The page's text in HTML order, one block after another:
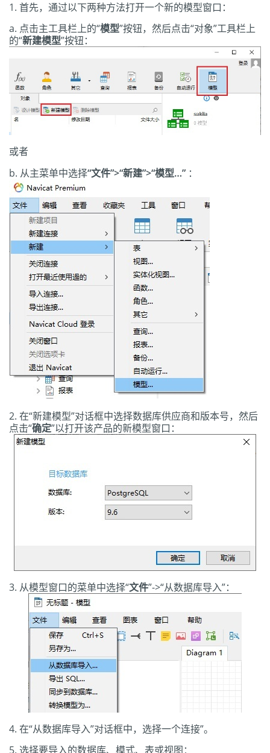
首先，通过以下两种方法打开一个新的模型窗口：
点击主工具栏上的“模型”按钮，然后点击“对象”工具栏上
的“新建模型”按钮：
或者
从主菜单中选择“文件”>“新建”>“模型…” ：
在“新建模型”对话框中选择数据库供应商和版本号，然后
点击“确定”以打开该产品的新模型窗口：
从模型窗口的菜单中选择“文件”->“从数据库导入”：
在“从数据库导入”对话框中，选择一个连接”。
选择要导入的数据库、模式、表或视图：